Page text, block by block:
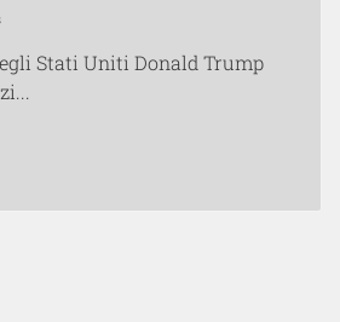
Stati Uniti Donald Trump